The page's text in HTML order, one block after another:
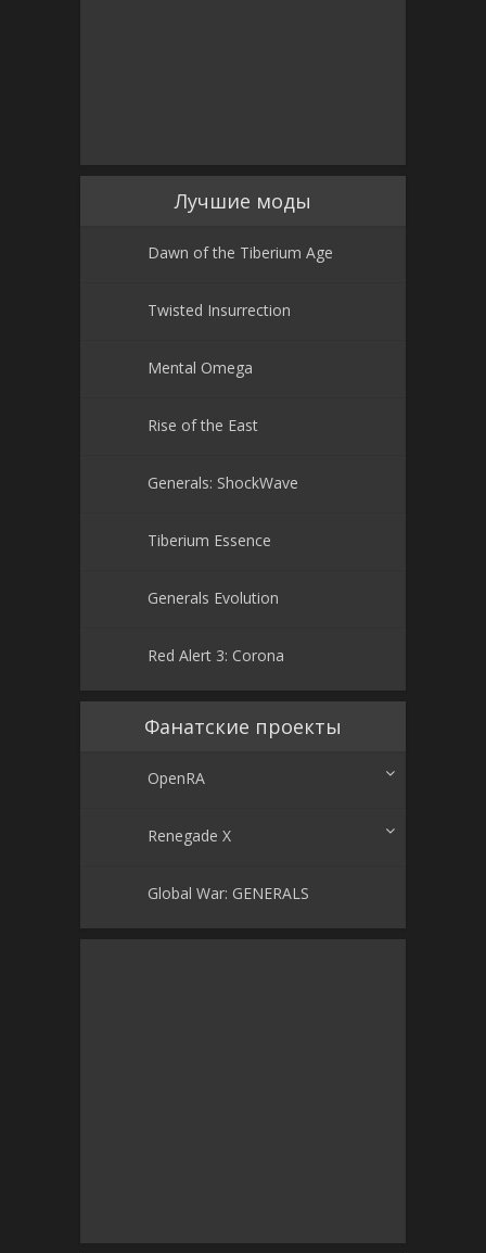
Лучшие моды
Dawn of the Tiberium Age
Twisted Insurrection
Mental Omega
Rise of the East
Generals: ShockWave
Tiberium Essence
Generals Evolution
Red Alert 3: Corona
Фанатские проекты
OpenRA
Renegade X
Global War: GENERALS